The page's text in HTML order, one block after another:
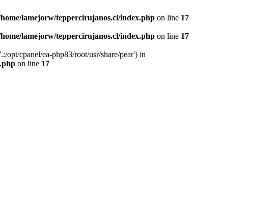
lamejorw/teppercirujanos.cl/index.php on line 17
lamejorw/teppercirujanos.cl/index.php on line 17
cpanel/ea-php83/root/usr/share/pear') in
on line 17